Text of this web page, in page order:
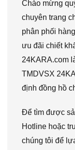
Chào mừng
chuyên trang
phân phối
ưu đãi chiết
24KARA.com
TMDVSX
định đồng hồ
Để tìm được
Hotline hoặc
chúng tôi để